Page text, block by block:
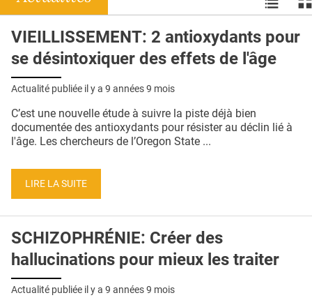
RÉSEAUX
E-REVUE SAD
QUI SOMMES-NOUS ?
CONDITIONS GÉNÉRALES
CRÉDITS
les
en
liste
les
VIEILLISSEMENT: 2 antioxydants pour
se désintoxiquer des effets de l'âge
Actualité publiée il y a 9 années 9 mois
C’est une nouvelle étude à suivre la piste déjà bien
documentée des antioxydants pour résister au déclin lié à
l'âge. Les chercheurs de l’Oregon State ...
LIRE LA SUITE
SCHIZOPHRÉNIE: Créer des
hallucinations pour mieux les traiter
Actualité publiée il y a 9 années 9 mois